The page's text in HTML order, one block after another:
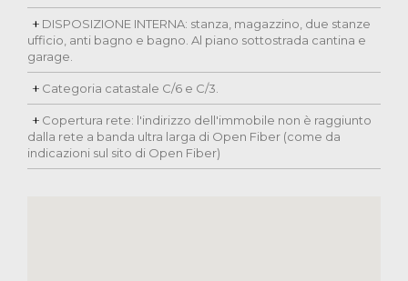
DISPOSIZIONE INTERNA: stanza, magazzino, due stanze
ufficio, anti bagno e bagno. Al piano sottostrada cantina e
garage.
Categoria catastale C/6 e C/3.
Copertura rete: l'indirizzo dell'immobile non è raggiunto
dalla rete a banda ultra larga di Open Fiber (come da
indicazioni sul sito di Open Fiber)